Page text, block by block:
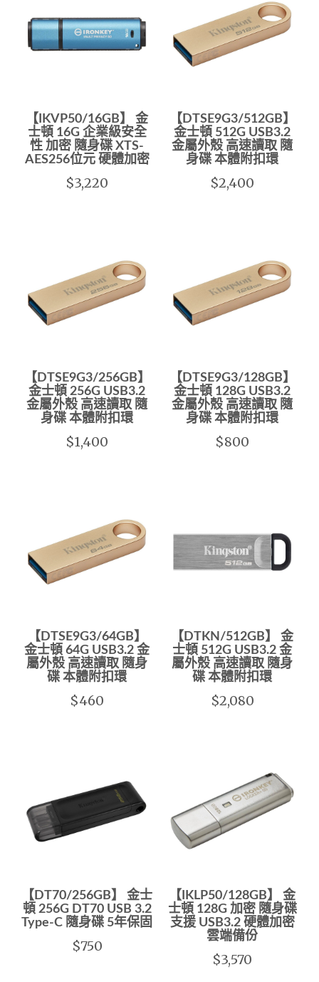
【IKVP50/16GB】 金
士頓 16G 企業級安全
性 加密 隨身碟 XTS-
AES256位元 硬體加密
$3,220
【DTSE9G3/512GB】
金士頓 512G USB3.2
金屬外殼 高速讀取 隨
身碟 本體附扣環
$2,400
【DTSE9G3/256GB】
金士頓 256G USB3.2
金屬外殼 高速讀取 隨
身碟 本體附扣環
$1,400
【DTSE9G3/128GB】
金士頓 128G USB3.2
金屬外殼 高速讀取 隨
身碟 本體附扣環
$800
【DTSE9G3/64GB】
金士頓 64G USB3.2 金
屬外殼 高速讀取 隨身
碟 本體附扣環
$460
【DTKN/512GB】 金
士頓 512G USB3.2 金
屬外殼 高速讀取 隨身
碟 本體附扣環
$2,080
【DT70/256GB】 金士
頓 256G DT70 USB 3.2
Type-C 隨身碟 5年保固
$750
【IKLP50/128GB】 金
士頓 128G 加密 隨身碟
支援 USB3.2 硬體加密
雲端備份
$3,570